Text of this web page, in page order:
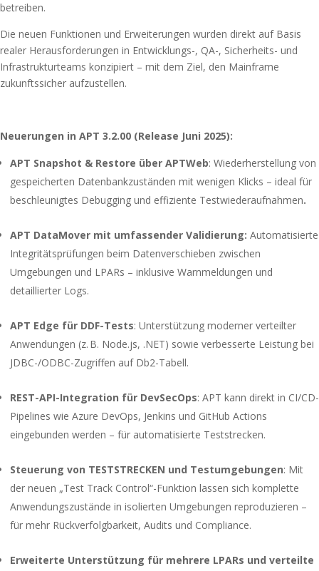
betreiben.
Die neuen Funktionen und Erweiterungen wurden direkt auf Basis
realer Herausforderungen in Entwicklungs-, QA-, Sicherheits- und
Infrastrukturteams konzipiert – mit dem Ziel, den Mainframe
zukunftssicher aufzustellen.
Neuerungen in APT 3.2.00 (Release Juni 2025):
APT Snapshot & Restore über APTWeb: Wiederherstellung von
gespeicherten Datenbankzuständen mit wenigen Klicks – ideal für
beschleunigtes Debugging und effiziente Testwiederaufnahmen.
APT DataMover mit umfassender Validierung: Automatisierte
Integritätsprüfungen beim Datenverschieben zwischen
Umgebungen und LPARs – inklusive Warnmeldungen und
detaillierter Logs.
APT Edge für DDF-Tests: Unterstützung moderner verteilter
Anwendungen (z. B. Node.js, .NET) sowie verbesserte Leistung bei
JDBC-/ODBC-Zugriffen auf Db2-Tabell.
REST-API-Integration für DevSecOps: APT kann direkt in CI/CD-
Pipelines wie Azure DevOps, Jenkins und GitHub Actions
eingebunden werden – für automatisierte Teststrecken.
Steuerung von TESTSTRECKEN und Testumgebungen: Mit
der neuen „Test Track Control“-Funktion lassen sich komplette
Anwendungszustände in isolierten Umgebungen reproduzieren –
für mehr Rückverfolgbarkeit, Audits und Compliance.
Erweiterte Unterstützung für mehrere LPARs und verteilte